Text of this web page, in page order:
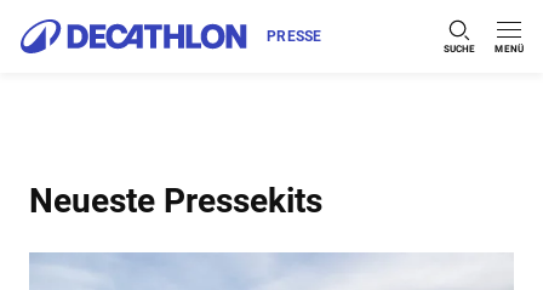
PRESSE
SUCHE MENÜ
Neueste Pressekits